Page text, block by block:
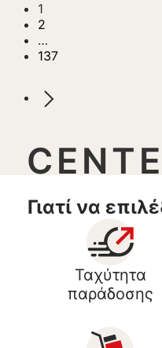
1
2
…
137
Γιατί να
Ταχύτητα
παράδοσης